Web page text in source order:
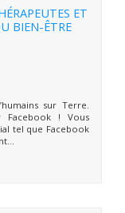
ET
BIEN-ÊTRE
sur Terre.
Facebook ! Vous
tel que Facebook